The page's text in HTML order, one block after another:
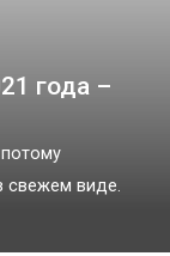
года –
свежем виде.